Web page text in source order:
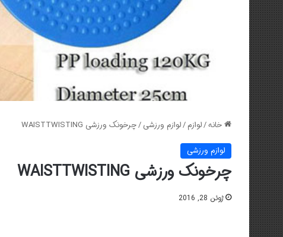
خانه/لوازم/لوازم ورزشی/چرخونک ورزشی WAISTTWISTING
لوازم ورزشی
چرخونک ورزشی WAISTTWISTING
ژوئن 28, 2016